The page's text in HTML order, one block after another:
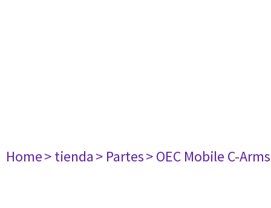
Home> tienda> Partes> OEC Mobile C-Arms